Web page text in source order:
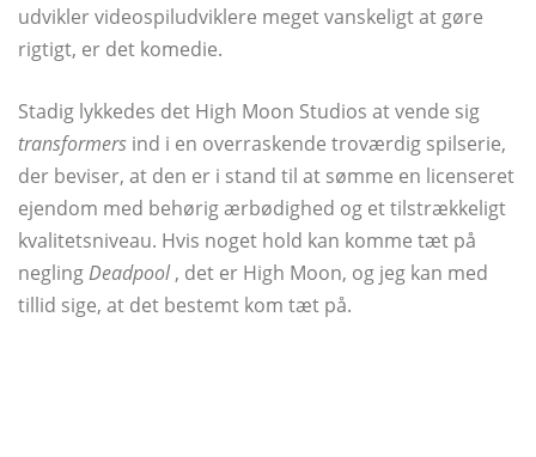
udvikler videospiludviklere meget vanskeligt at gøre
rigtigt, er det komedie.
Stadig lykkedes det High Moon Studios at vende sig
transformers ind i en overraskende troværdig spilserie,
der beviser, at den er i stand til at sømme en licenseret
ejendom med behørig ærbødighed og et tilstrækkeligt
kvalitetsniveau. Hvis noget hold kan komme tæt på
neglingDeadpool, det er High Moon, og jeg kan med
tillid sige, at det bestemt kom tæt på.